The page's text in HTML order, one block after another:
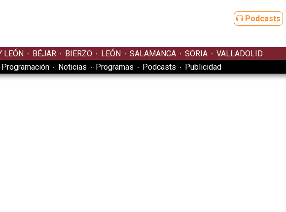
Podcasts
LEÓN BÉJAR BIERZO LEÓN SALAMANCA SORIA
VALLADOLID
Programación
Noticias Programas Podcasts Publicidad